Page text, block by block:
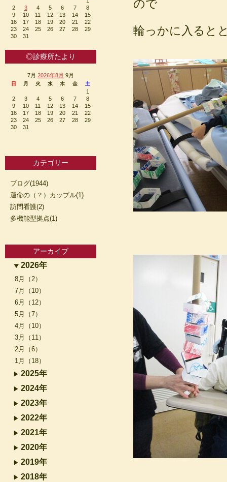
ので
輪っかに入ると
2
3 4 5 6 7
8
9
10 11 12 13 14
15
16
17 18 19 20 21
22
23
24 25 26 27 28
29
30
31
◎診療所たより
7月 2026年8月 9月
日 月 火 水 木 金 土
1
2
3 4 5 6 7
8
9
10 11 12 13 14
15
16
17 18 19 20 21
22
23
24 25 26 27 28
29
30
31
カテゴリー
ブログ(1944)
運命の（？）カップル(1)
訪問看護(2)
多機能型拠点(1)
アーカイブ
2026年
8月（2）
7月（10）
6月（12）
5月（7）
4月（10）
3月（11）
2月（6）
1月（18）
2025年
2024年
2023年
2022年
2021年
2020年
2019年
2018年